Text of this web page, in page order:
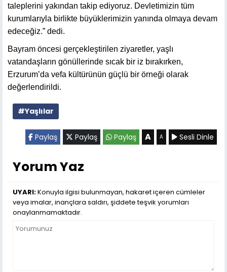
taleplerini yakından takip ediyoruz. Devletimizin tüm
kurumlarıyla birlikte büyüklerimizin yanında olmaya devam
edeceğiz.” dedi.
Bayram öncesi gerçekleştirilen ziyaretler, yaşlı
vatandaşların gönüllerinde sıcak bir iz bırakırken,
Erzurum’da vefa kültürünün güçlü bir örneği olarak
değerlendirildi.
#Yaşlılar
Paylaş Paylaş Paylaş A A Sesli Dinle
Yorum Yaz
UYARI:Konuyla ilgisi bulunmayan, hakaret içeren cümleler
veya imalar, inançlara saldırı, şiddete teşvik yorumları
onaylanmamaktadır.